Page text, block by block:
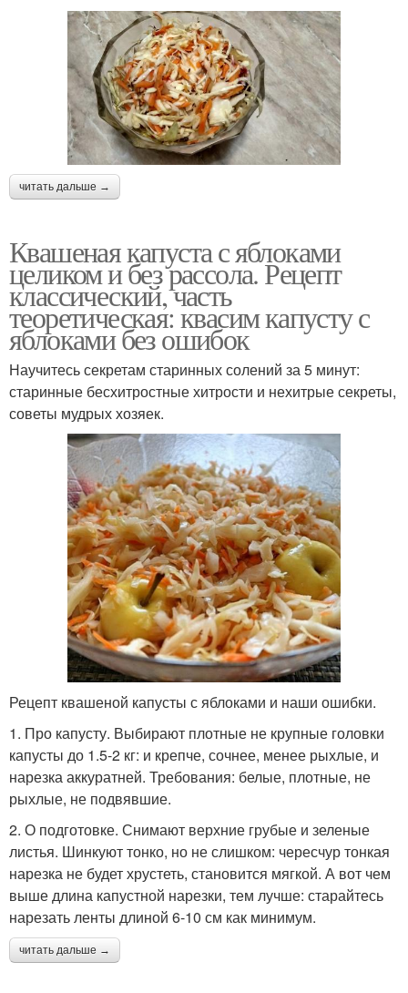
читать дальше →
Квашеная капуста с яблоками
целиком и без рассола. Рецепт
классический, часть
теоретическая: квасим капусту с
яблоками без ошибок
Научитесь секретам старинных солений за 5 минут:
старинные бесхитростные хитрости и нехитрые секреты,
советы мудрых хозяек.
Рецепт квашеной капусты с яблоками и наши ошибки.
1. Про капусту. Выбирают плотные не крупные головки
капусты до 1.5-2 кг: и крепче, сочнее, менее рыхлые, и
нарезка аккуратней. Требования: белые, плотные, не
рыхлые, не подвявшие.
2. О подготовке. Снимают верхние грубые и зеленые
листья. Шинкуют тонко, но не слишком: чересчур тонкая
нарезка не будет хрустеть, становится мягкой. А вот чем
выше длина капустной нарезки, тем лучше: старайтесь
нарезать ленты длиной 6-10 см как минимум.
читать дальше →